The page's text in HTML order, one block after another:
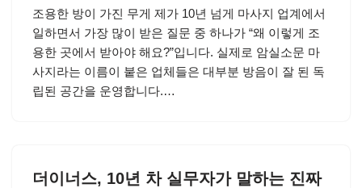
조용한 방이 가진 무게 제가 10년 넘게 마사지 업계에서
일하면서 가장 많이 받은 질문 중 하나가 “왜 이렇게 조
용한 곳에서 받아야 해요?”입니다. 실제로 암실소문 마
사지라는 이름이 붙은 업체들은 대부분 방음이 잘 된 독
립된 공간을 운영합니다.…
더이너스, 10년 차 실무자가 말하는 진짜